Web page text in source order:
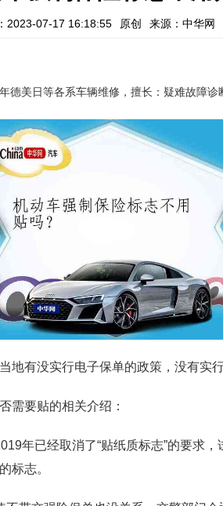
2023-07-17 16:18:55 原创 来源：中华网
地有没实行电子保单的政策，没有实
需要贴的相关介绍：
年已经取消了“贴纸质标志”的要求，
标志。